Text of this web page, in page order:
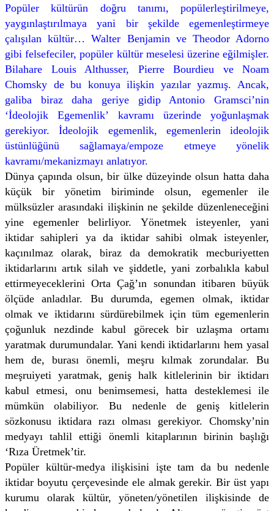
Popüler kültürün doğru tanımı, popülerleştirilmeye,
yaygınlaştırılmaya yani bir şekilde egemenleştirmeye
çalışılan kültür… Walter Benjamin ve Theodor Adorno
gibi felsefeciler, popüler kültür meselesi üzerine eğilmişler.
Bilahare Louis Althusser, Pierre Bourdieu ve Noam
Chomsky de bu konuya ilişkin yazılar yazmış. Ancak,
galiba biraz daha geriye gidip Antonio Gramsci’nin
‘İdeolojik Egemenlik’ kavramı üzerinde yoğunlaşmak
gerekiyor. İdeolojik egemenlik, egemenlerin ideolojik
üstünlüğünü sağlamaya/empoze etmeye yönelik
kavramı/mekanizmayı anlatıyor.
Dünya çapında olsun, bir ülke düzeyinde olsun hatta daha
küçük bir yönetim biriminde olsun, egemenler ile
mülksüzler arasındaki ilişkinin ne şekilde düzenleneceğini
yine egemenler belirliyor. Yönetmek isteyenler, yani
iktidar sahipleri ya da iktidar sahibi olmak isteyenler,
kaçınılmaz olarak, biraz da demokratik mecburiyetten
iktidarlarını artık silah ve şiddetle, yani zorbalıkla kabul
ettirmeyeceklerini Orta Çağ’ın sonundan itibaren büyük
ölçüde anladılar. Bu durumda, egemen olmak, iktidar
olmak ve iktidarını sürdürebilmek için tüm egemenlerin
çoğunluk nezdinde kabul görecek bir uzlaşma ortamı
yaratmak durumundalar. Yani kendi iktidarlarını hem yasal
hem de, burası önemli, meşru kılmak zorundalar. Bu
meşruiyeti yaratmak, geniş halk kitlelerinin bir iktidarı
kabul etmesi, onu benimsemesi, hatta desteklemesi ile
mümkün olabiliyor. Bu nedenle de geniş kitlelerin
sözkonusu iktidara razı olması gerekiyor. Chomsky’nin
medyayı tahlil ettiği önemli kitaplarının birinin başlığı
‘Rıza Üretmek’tir.
Popüler kültür-medya ilişkisini işte tam da bu nedenle
iktidar boyutu çerçevesinde ele almak gerekir. Bir üst yapı
kurumu olarak kültür, yöneten/yönetilen ilişkisinde de